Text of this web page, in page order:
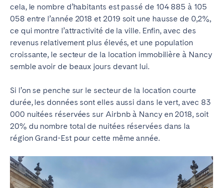
cela, le nombre d’habitants est passé de 104 885 à 105
058 entre l’année 2018 et 2019 soit une hausse de 0,2%,
ce qui montre l’attractivité de la ville. Enfin, avec des
revenus relativement plus élevés, et une population
croissante, le secteur de la location immobilière à Nancy
semble avoir de beaux jours devant lui.
Si l’on se penche sur le secteur de la location courte
durée, les données sont elles aussi dans le vert, avec 83
000 nuitées réservées sur Airbnb à Nancy en 2018, soit
20% du nombre total de nuitées réservées dans la
région Grand-Est pour cette même année.